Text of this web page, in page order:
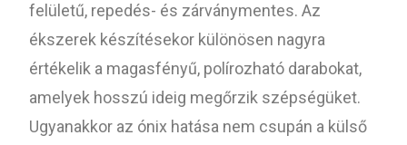
felületű, repedés- és zárványmentes. Az
ékszerek készítésekor különösen nagyra
értékelik a magasfényű, polírozható darabokat,
amelyek hosszú ideig megőrzik szépségüket.
Ugyanakkor az ónix hatása nem csupán a külső